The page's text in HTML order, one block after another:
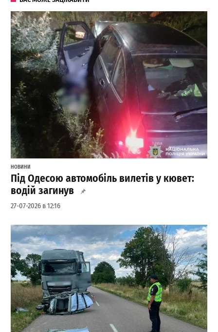
НОВИНИ
Під Одесою автомобіль вилетів у кювет:
водій загинув
27-07-2026 в 12:16